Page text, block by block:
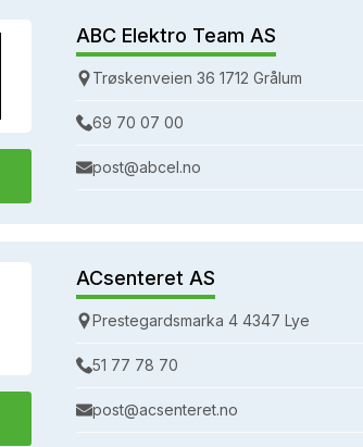
ABC Elektro Team AS
Trøskenveien 36 1712 Grålum
69 70 07 00
post@abcel.no
ACsenteret AS
Prestegardsmarka 4 4347 Lye
51 77 78 70
post@acsenteret.no